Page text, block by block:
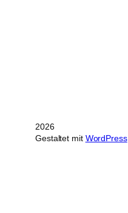
2026
Gestaltet mit WordPress